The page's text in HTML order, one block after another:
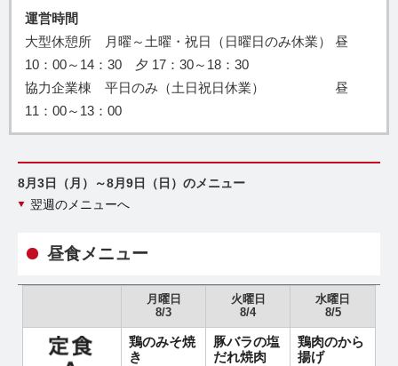
運営時間
大型休憩所 月曜～土曜・祝日（日曜日のみ休業） 昼
10：00～14：30 夕 17：30～18：30
協力企業棟 平日のみ（土日祝日休業） 昼
11：00～13：00
8月3日（月）～8月9日（日）のメニュー
翌週のメニューへ
昼食メニュー
月曜日
8/3
火曜日
8/4
水曜日
8/5
鶏のみそ焼
き
豚バラの塩
だれ焼肉
鶏肉のから
揚げ